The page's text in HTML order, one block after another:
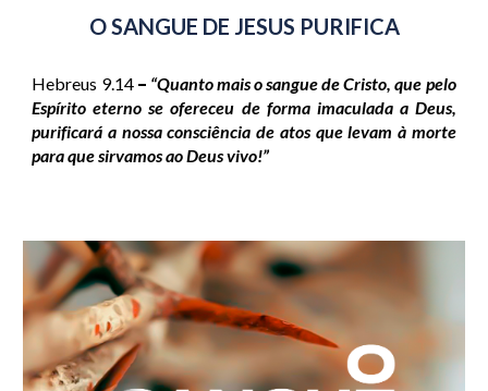
O SANGUE DE JESUS PURIFICA
Hebreus 9.14 – “Quanto mais o sangue de Cristo, que pelo
Espírito eterno se ofereceu de forma imaculada a Deus,
purificará a nossa consciência de atos que levam à morte
para que sirvamos ao Deus vivo!”